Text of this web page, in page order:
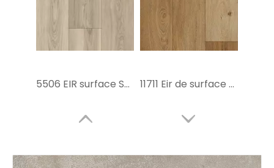
5506 EIR surface SPC Planchers 11711 Eir de surface planche SPC